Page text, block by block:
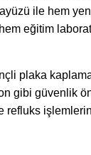
ile hem
eğitim
plaka
gibi güvenlik